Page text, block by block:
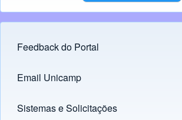
Footer menu
Feedback do Portal
Links
Email Unicamp
(opens in new tab)
Sistemas e Solicitações
(opens in new tab)